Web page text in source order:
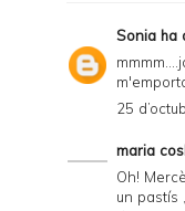
i
e
n
d
Sonia ha
25
maria
Oh!
un pastís